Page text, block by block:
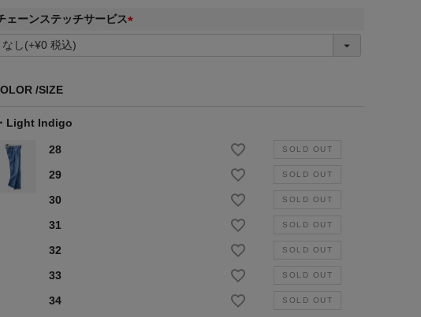
ェーンステッチサービス
必
SIZE
Light Indigo
28
29
30
31
32
33
34